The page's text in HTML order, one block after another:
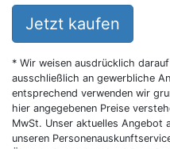
Jetzt kaufen
* Wir weisen ausdrücklich
ausschließlich an gewerbliche
entsprechend verwenden wir
hier angegebenen Preise
MwSt. Unser aktuelles Angebot
unseren